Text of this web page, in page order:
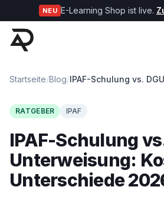
NEU E-Learning Shop ist live.
Startseite/Blog/
RATGEBER IPAF
IPAF-Schulung
Unterweisung:
Unterschiede